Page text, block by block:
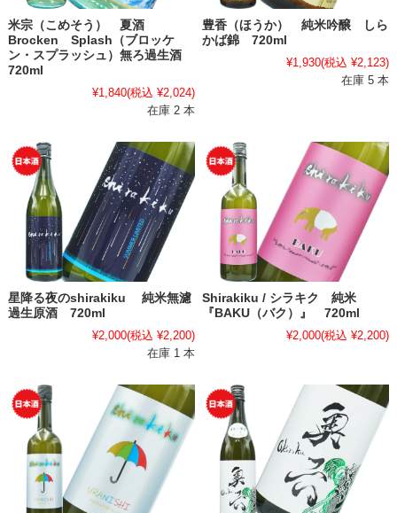
米宗（こめそう） 夏酒
Brocken Splash（ブロッケ
ン・スプラッシュ）無ろ過生酒
720ml
¥1,840(税込 ¥2,024)
在庫 2 本
豊香（ほうか） 純米吟醸 しら
かば錦 720ml
¥1,930(税込 ¥2,123)
在庫 5 本
星降る夜のshirakiku 純米無濾
過生原酒 720ml
¥2,000(税込 ¥2,200)
在庫 1 本
Shirakiku / シラキク 純米
『BAKU（バク）』 720ml
¥2,000(税込 ¥2,200)